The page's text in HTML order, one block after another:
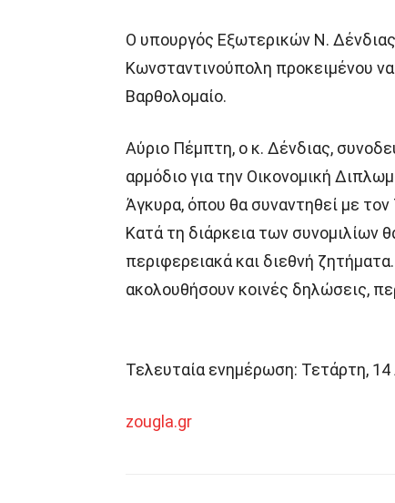
Ο υπουργός Εξωτερικών Ν.
Κωνσταντινούπολη προκειμένου
Βαρθολομαίο.
Αύριο Πέμπτη, ο κ. Δένδιας,
αρμόδιο για την Οικονομική
Άγκυρα, όπου θα συναντηθεί με
Κατά τη διάρκεια των συνομιλίων
περιφερειακά και διεθνή
ακολουθήσουν κοινές δηλώσεις,
Τελευταία ενημέρωση: Τετάρτη, 14
zougla.gr